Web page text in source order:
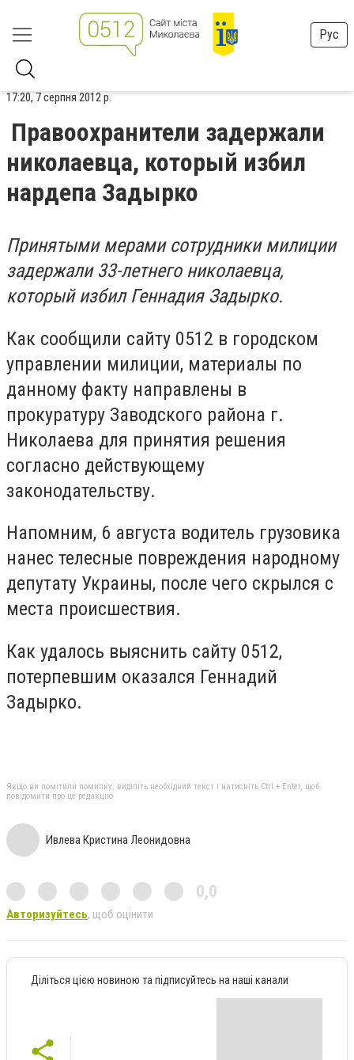
Рус
17:20, 7 серпня 2012 р.
Правоохранители задержали
николаевца, который избил
нардепа Задырко
Принятыми мерами сотрудники милиции
задержали 33-летнего николаевца,
который избил Геннадия Задырко.
Как сообщили сайту 0512 в городском
управлении милиции, материалы по
данному факту направлены в
прокуратуру Заводского района г.
Николаева для принятия решения
согласно действующему
законодательству.
Напомним, 6 августа водитель грузовика
нанес телесные повреждения народному
депутату Украины, после чего скрылся с
места происшествия.
Как удалось выяснить сайту 0512,
потерпевшим оказался Геннадий
Задырко.
Якщо ви помітили помилку, виділіть необхідний текст і натисніть Ctrl + Enter, щоб
повідомити про це редакцію
Ивлева Кристина Леонидовна
0,0
Авторизуйтесь, щоб оцінити
Діліться цією новиною та підписуйтесь на наші канали